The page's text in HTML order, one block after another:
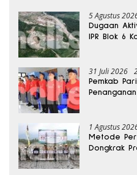
5 Agustus
Dugaan
IPR Blok 6
31 Juli 2026
Pemkab
1 Agustus
Metode
Dongkrak